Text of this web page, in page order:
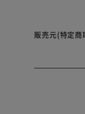
販売元(特定商